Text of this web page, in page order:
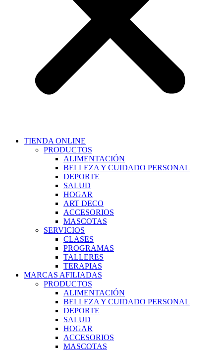
TIENDA ONLINE
PRODUCTOS
ALIMENTACIÓN
BELLEZA Y CUIDADO PERSONAL
DEPORTE
SALUD
HOGAR
ART DECO
ACCESORIOS
MASCOTAS
SERVICIOS
CLASES
PROGRAMAS
TALLERES
TERAPIAS
MARCAS AFILIADAS
PRODUCTOS
ALIMENTACIÓN
BELLEZA Y CUIDADO PERSONAL
DEPORTE
SALUD
HOGAR
ACCESORIOS
MASCOTAS